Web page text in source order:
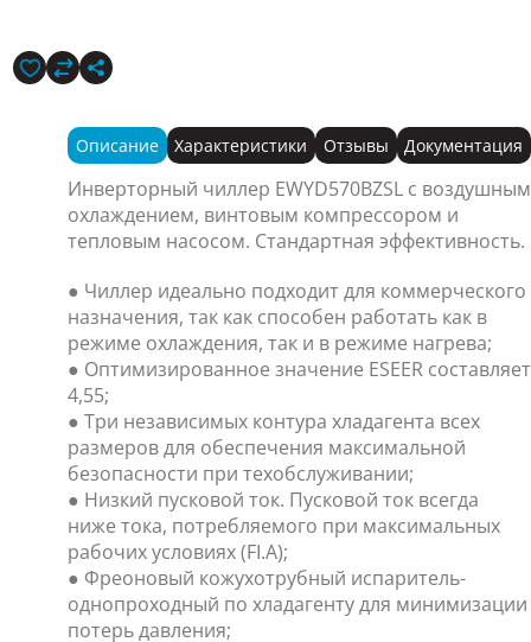
Описание Характеристики Отзывы Документация
Инверторный чиллер EWYD570BZSL с воздушным
охлаждением, винтовым компрессором и
тепловым насосом. Стандартная эффективность.
● Чиллер идеально подходит для коммерческого
назначения, так как способен работать как в
режиме охлаждения, так и в режиме нагрева;
● Оптимизированное значение ESEER составляет
4,55;
● Три независимых контура хладагента всех
размеров для обеспечения максимальной
безопасности при техобслуживании;
● Низкий пусковой ток. Пусковой ток всегда
ниже тока, потребляемого при максимальных
рабочих условиях (FI.A);
● Фреоновый кожухотрубный испаритель-
однопроходный по хладагенту для минимизации
потерь давления;